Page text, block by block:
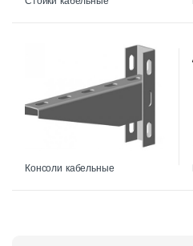
Консоли кабельные